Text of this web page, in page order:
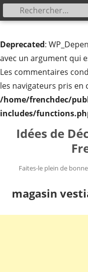
Deprecated:
avec un argument qui
Les commentaires
les navigateurs pris en
/home/frenchdec/
includes/
Idées de
Faites-le plein de
Menu
magasin